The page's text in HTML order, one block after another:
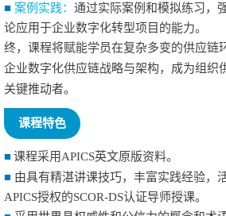
■ 案例实践： 通过实际案例和模拟练习，
论应用于企业数字化转型项目的能力。
终，课程将赋能学员在复杂多变的供应链
企业数字化供应链战略与架构，成为组织
关键推动者。
课程特色
■课程采用APICS英文原版资料。
■ 由具有精湛讲课技巧，丰富实践经验，
APICS授权的SCOR-DS认证导师授课。